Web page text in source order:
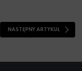
NASTĘPNY ARTYKUŁ